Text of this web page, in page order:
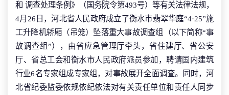
和 调查处理条例》（国务院令第493号）等有关法律法规，
4月26日，河北省人民政府成立了衡水市翡翠华庭“4·25”施
工升降机轿厢（吊笼）坠落重大事故调查组（以下简称“事
故调查组”），由省应急管理厅牵头，省住建厅、省公安
厅、省总工会和衡水市人民政府派员参加，聘请国内建筑
行业6名专家组成专家组，对事故展开全面调查。同时，河
北省纪委监委依规依纪依法对有关责任单位和责任人同步